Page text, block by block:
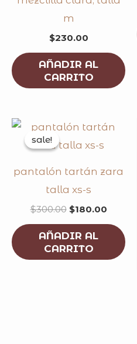
m
$230.00
AÑADIR AL
CARRITO
sale!
sale!
pantalón tartán zara
talla xs-s
$300.00
original
was:
$180.00
current
AÑADIR AL
CARRITO